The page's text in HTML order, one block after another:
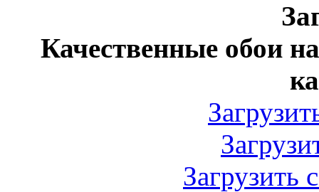
Качественные обои
Загрузить